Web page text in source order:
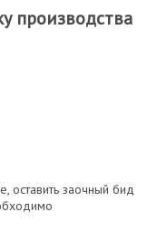
производства
оставить заочный бид